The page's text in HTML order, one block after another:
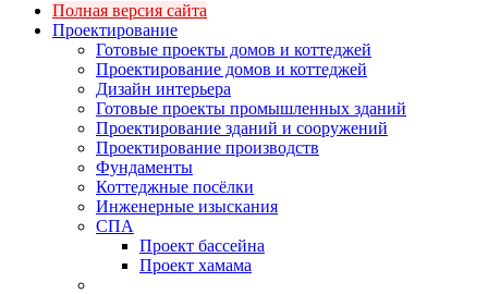
Полная версия сайта
Проектирование
Готовые проекты домов и коттеджей
Проектирование домов и коттеджей
Дизайн интерьера
Готовые проекты промышленных зданий
Проектирование зданий и сооружений
Проектирование производств
Фундаменты
Коттеджные посёлки
Инженерные изыскания
СПА
Проект бассейна
Проект хамама